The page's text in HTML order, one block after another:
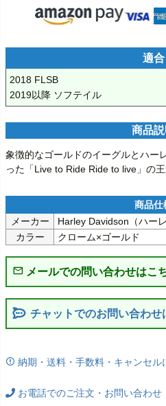
適合
2018 FLSB
2019以降 ソフテイル
商品説
象徴的なゴールドのイーグルとハー
った「Live to Ride Ride to live」の王
メーカー
Harley Davidson（ハー
カラー
クローム×ゴールド
チャットでのお問い合わせ
納期・送料・手数料・キャンセル
お電話でのご注文・お問い合わせ